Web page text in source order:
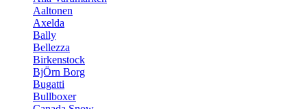
Aaltonen
Axelda
Bally
Bellezza
Birkenstock
BjÖrn Borg
Bugatti
Bullboxer